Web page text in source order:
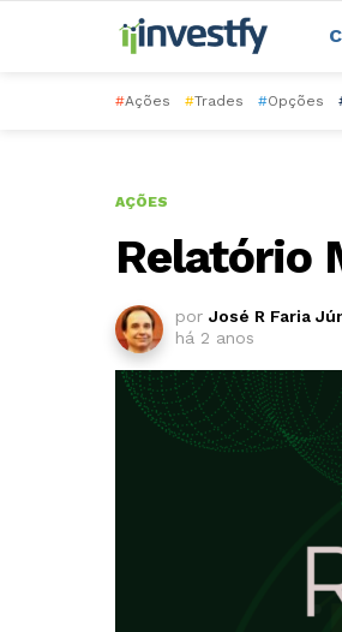
#Ações #Trades #Opções
AÇÕES
Relatório
por José R Faria
há 2 anos